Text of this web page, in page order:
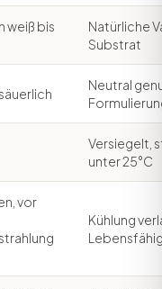
weiß bis
Natürliche
Substrat
Neutral
Versiegelt,
unter 25°C
vor
Kühlung